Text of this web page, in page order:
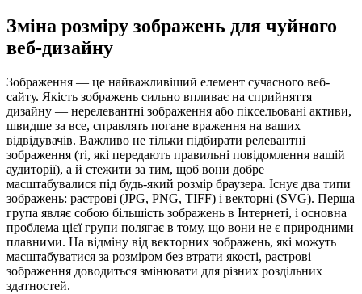
Зміна розміру зображень для чуйного
веб-дизайну
Зображення — це найважливіший елемент сучасного веб-
сайту. Якість зображень сильно впливає на сприйняття
дизайну — нерелевантні зображення або піксельовані активи,
швидше за все, справлять погане враження на ваших
відвідувачів. Важливо не тільки підбирати релевантні
зображення (ті, які передають правильні повідомлення вашій
аудиторії), а й стежити за тим, щоб вони добре
масштабувалися під будь-який розмір браузера. Існує два типи
зображень: растрові (JPG, PNG, TIFF) і векторні (SVG). Перша
група являє собою більшість зображень в Інтернеті, і основна
проблема цієї групи полягає в тому, що вони не є природними
плавними. На відміну від векторних зображень, які можуть
масштабуватися за розміром без втрати якості, растрові
зображення доводиться змінювати для різних роздільних
здатностей.